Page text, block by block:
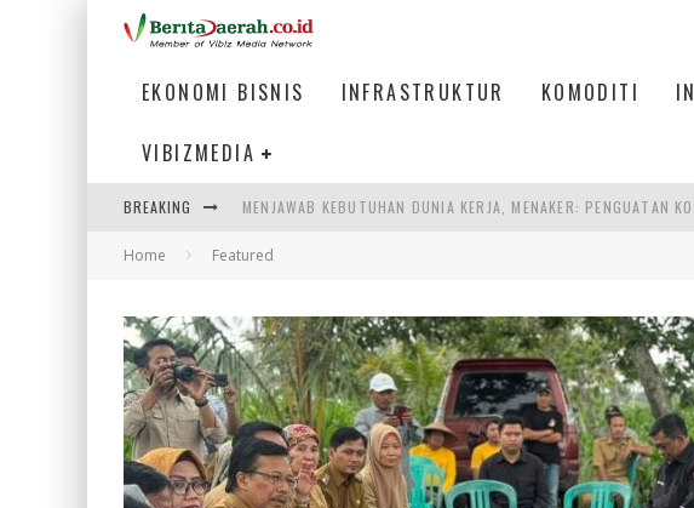
EKONOMI BISNIS INFRASTRUKTUR KOMODITI
VIBIZMEDIA
BREAKING PENUMPANG MENGAMBIL BAGASI DI BANDARA SULTAN
WARGA MEMANCING DI KAWASAN MEGAMAS, MANADO
MENJAWAB KEBUTUHAN DUNIA KERJA, MENAKER: PENGUATAN
Home Featured